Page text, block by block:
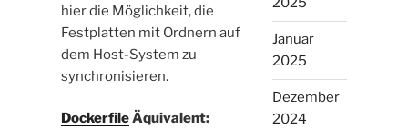
hier die Möglichkeit, die
Festplatten mit Ordnern auf
dem Host-System zu
synchronisieren.
DockerfileÄquivalent:
Januar
2025
Dezember
2024